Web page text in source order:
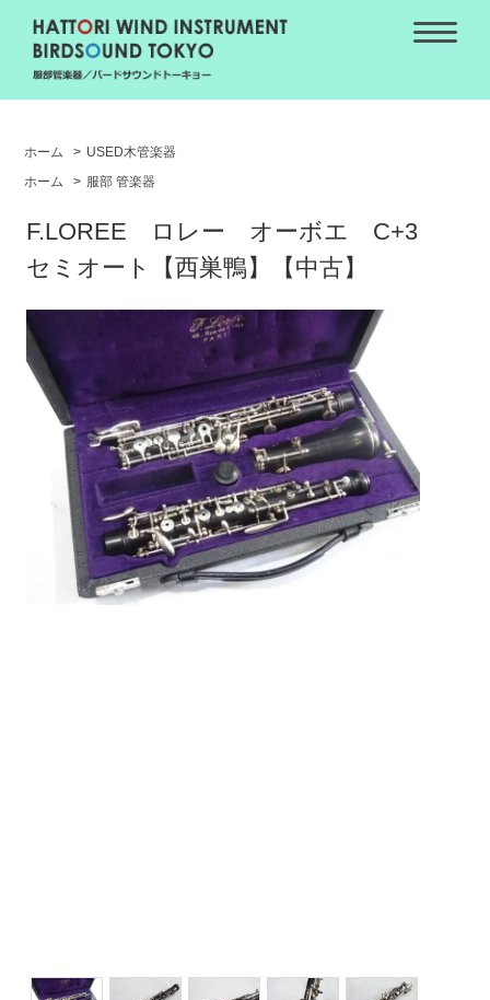
ホーム > USED木管楽器
ホーム
> 服部 管楽器
F.LOREE ロレー オーボエ C+3
セミオート【西巣鴨】【中古】